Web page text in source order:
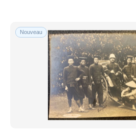
Nouveau